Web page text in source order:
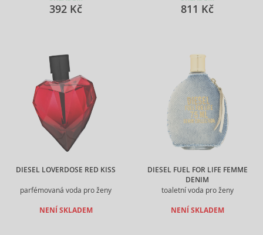
392 Kč 811 Kč
DIESEL LOVERDOSE RED KISS
parfémovaná voda pro ženy
NENÍ SKLADEM
DIESEL FUEL FOR LIFE FEMME
DENIM
toaletní voda pro ženy
NENÍ SKLADEM